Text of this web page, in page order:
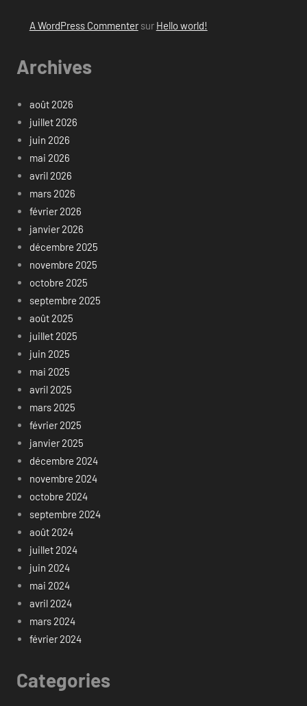
A WordPress Commentersur Hello world!
Archives
août 2026
juillet 2026
juin 2026
mai 2026
avril 2026
mars 2026
février 2026
janvier 2026
décembre 2025
novembre 2025
octobre 2025
septembre 2025
août 2025
juillet 2025
juin 2025
mai 2025
avril 2025
mars 2025
février 2025
janvier 2025
décembre 2024
novembre 2024
octobre 2024
septembre 2024
août 2024
juillet 2024
juin 2024
mai 2024
avril 2024
mars 2024
février 2024
Categories